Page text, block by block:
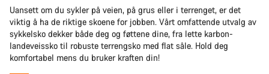
Uansett om du sykler på veien, på grus eller i terrenget, er det
viktig å ha de riktige skoene for jobben. Vårt omfattende utvalg av
sykkelsko dekker både deg og føttene dine, fra lette karbon-
landeveissko til robuste terrengsko med flat såle. Hold deg
komfortabel mens du bruker kraften din!